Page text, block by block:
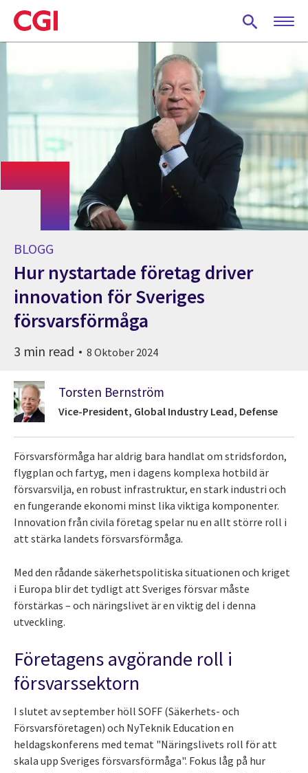
Skip
to
main
BLOGG
Hur nystartade företag driver
innovation för Sveriges
försvarsförmåga
3 min read 8 Oktober 2024
Torsten Bernström
Vice-President, Global Industry Lead, Defense
Försvarsförmåga har aldrig bara handlat om stridsfordon,
flygplan och fartyg, men i dagens komplexa hotbild är
försvarsvilja, en robust infrastruktur, en stark industri och
en fungerande ekonomi minst lika viktiga komponenter.
Innovation från civila företag spelar nu en allt större roll i
att stärka landets försvarsförmåga.
Med den rådande säkerhetspolitiska situationen och kriget
i Europa blir det tydligt att Sveriges försvar måste
förstärkas – och näringslivet är en viktig del i denna
utveckling.
Företagens avgörande roll i
försvarssektorn
I slutet av september höll SOFF (Säkerhets- och
Försvarsföretagen) och NyTeknik Education en
heldagskonferens med temat "Näringslivets roll för att
skala upp Sveriges försvarsförmåga". Fokus låg på hur